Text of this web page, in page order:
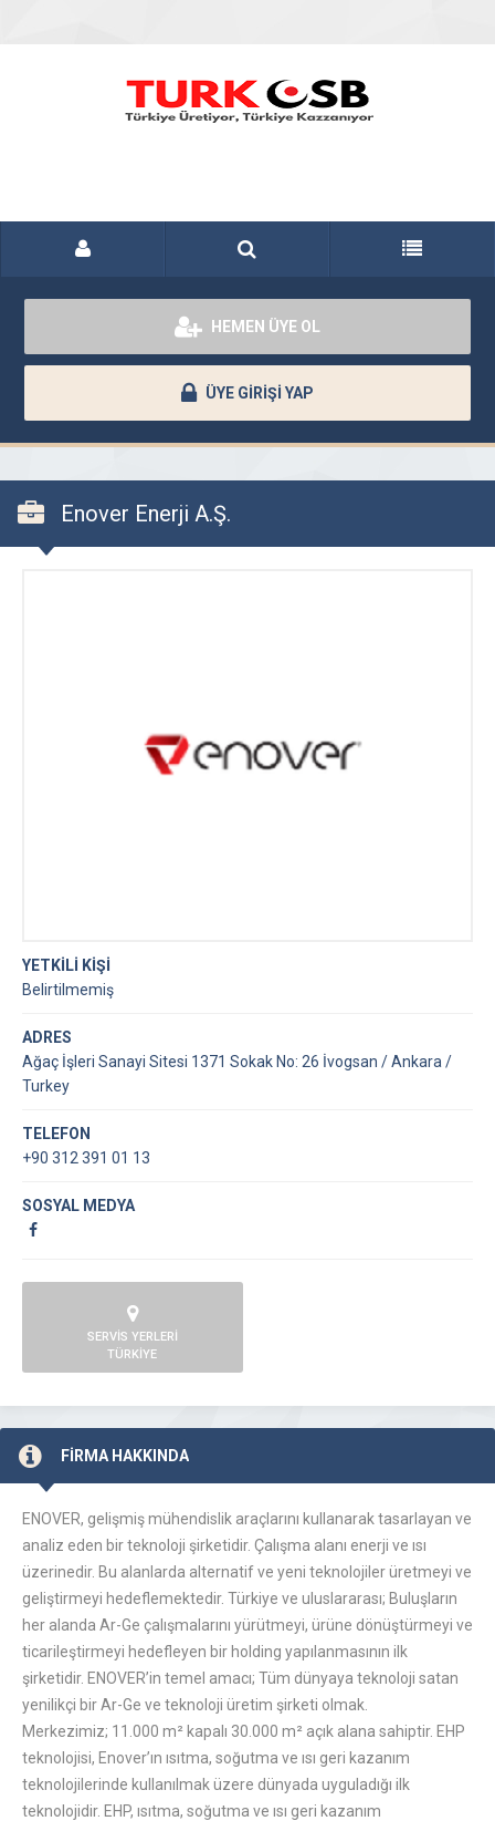
HEMEN ÜYE OL
ÜYE GİRİŞİ YAP
Enover Enerji A.Ş.
YETKİLİ KİŞİ
Belirtilmemiş
ADRES
Ağaç İşleri Sanayi Sitesi 1371 Sokak No: 26 İvogsan / Ankara /
Turkey
TELEFON
+90 312 391 01 13
SOSYAL MEDYA
SERVİS YERLERİ
TÜRKİYE
FİRMA HAKKINDA
ENOVER, gelişmiş mühendislik araçlarını kullanarak tasarlayan ve
analiz eden bir teknoloji şirketidir. Çalışma alanı enerji ve ısı
üzerinedir. Bu alanlarda alternatif ve yeni teknolojiler üretmeyi ve
geliştirmeyi hedeflemektedir. Türkiye ve uluslararası; Buluşların
her alanda Ar-Ge çalışmalarını yürütmeyi, ürüne dönüştürmeyi ve
ticarileştirmeyi hedefleyen bir holding yapılanmasının ilk
şirketidir. ENOVER’in temel amacı; Tüm dünyaya teknoloji satan
yenilikçi bir Ar-Ge ve teknoloji üretim şirketi olmak.
Merkezimiz; 11.000 m² kapalı 30.000 m² açık alana sahiptir. EHP
teknolojisi, Enover’ın ısıtma, soğutma ve ısı geri kazanım
teknolojilerinde kullanılmak üzere dünyada uyguladığı ilk
teknolojidir. EHP, ısıtma, soğutma ve ısı geri kazanım